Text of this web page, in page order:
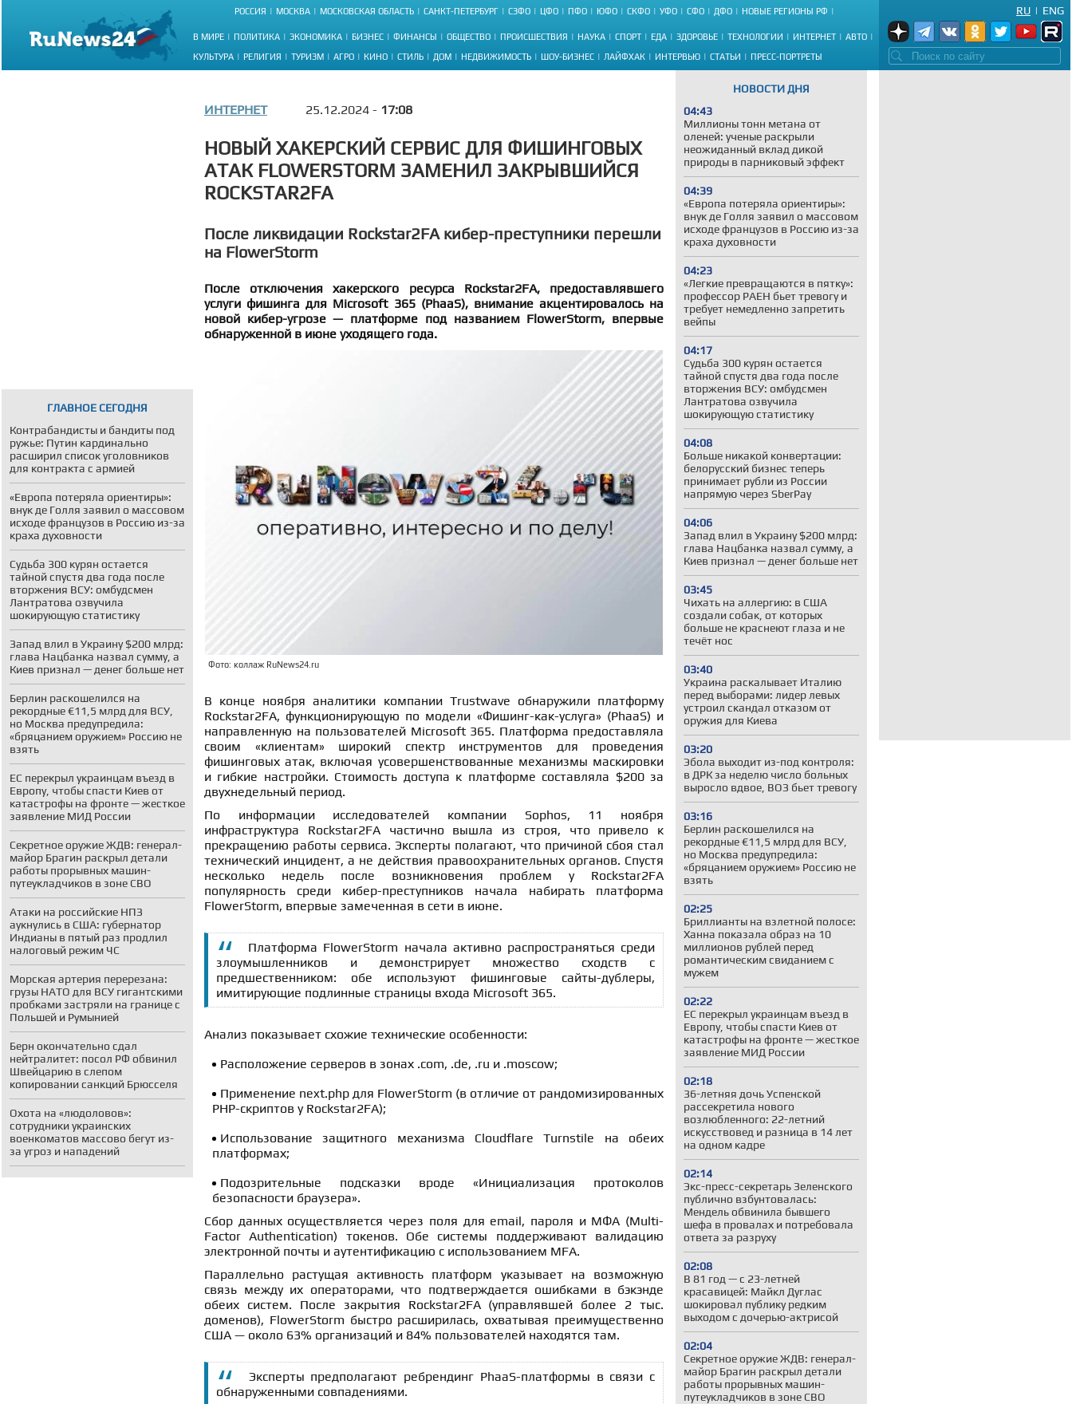
РОССИЯ МОСКВА МОСКОВСКАЯ ОБЛАСТЬ САНКТ-ПЕТЕРБУРГ СЗФО ЦФО ПФО ЮФО СКФО УФО СФО ДФО НОВЫЕ РЕГИОНЫ РФ
В МИРЕ ПОЛИТИКА ЭКОНОМИКА БИЗНЕС ФИНАНСЫ ОБЩЕСТВО ПРОИСШЕСТВИЯ НАУКА СПОРТ ЕДА ЗДОРОВЬЕ ТЕХНОЛОГИИ ИНТЕРНЕТ АВТО
КУЛЬТУРА РЕЛИГИЯ ТУРИЗМ АГРО КИНО СТИЛЬ ДОМ НЕДВИЖИМОСТЬ ШОУ-БИЗНЕС ЛАЙФХАК ИНТЕРВЬЮ СТАТЬИ ПРЕСС-ПОРТРЕТЫ
ENG
|
RU
ГЛАВНОЕ СЕГОДНЯ
Контрабандисты и бандиты под
ружье: Путин кардинально
расширил список уголовников
для контракта с армией
«Европа потеряла ориентиры»:
внук де Голля заявил о массовом
исходе французов в Россию из-за
краха духовности
Судьба 300 курян остается
тайной спустя два года после
вторжения ВСУ: омбудсмен
Лантратова озвучила
шокирующую статистику
Запад влил в Украину $200 млрд:
глава Нацбанка назвал сумму, а
Киев признал — денег больше нет
Берлин раскошелился на
рекордные €11,5 млрд для ВСУ,
но Москва предупредила:
«бряцанием оружием» Россию не
взять
ЕС перекрыл украинцам въезд в
Европу, чтобы спасти Киев от
катастрофы на фронте — жесткое
заявление МИД России
Секретное оружие ЖДВ: генерал-
майор Брагин раскрыл детали
работы прорывных машин-
путеукладчиков в зоне СВО
Атаки на российские НПЗ
аукнулись в США: губернатор
Индианы в пятый раз продлил
налоговый режим ЧС
Морская артерия перерезана:
грузы НАТО для ВСУ гигантскими
пробками застряли на границе с
Польшей и Румынией
Берн окончательно сдал
нейтралитет: посол РФ обвинил
Швейцарию в слепом
копировании санкций Брюсселя
Охота на «людоловов»:
сотрудники украинских
военкоматов массово бегут из-
за угроз и нападений
НОВОСТИ ДНЯ
04:43
Миллионы тонн метана от
оленей: ученые раскрыли
неожиданный вклад дикой
природы в парниковый эффект
04:39
«Европа потеряла ориентиры»:
внук де Голля заявил о массовом
исходе французов в Россию из-за
краха духовности
04:23
«Легкие превращаются в пятку»:
профессор РАЕН бьет тревогу и
требует немедленно запретить
вейпы
04:17
Судьба 300 курян остается
тайной спустя два года после
вторжения ВСУ: омбудсмен
Лантратова озвучила
шокирующую статистику
04:08
Больше никакой конвертации:
белорусский бизнес теперь
принимает рубли из России
напрямую через SberPay
04:06
Запад влил в Украину $200 млрд:
глава Нацбанка назвал сумму, а
Киев признал — денег больше нет
03:45
Чихать на аллергию: в США
создали собак, от которых
больше не краснеют глаза и не
течёт нос
03:40
Украина раскалывает Италию
перед выборами: лидер левых
устроил скандал отказом от
оружия для Киева
03:20
Эбола выходит из-под контроля:
в ДРК за неделю число больных
выросло вдвое, ВОЗ бьет тревогу
03:16
Берлин раскошелился на
рекордные €11,5 млрд для ВСУ,
но Москва предупредила:
«бряцанием оружием» Россию не
взять
02:25
Бриллианты на взлетной полосе:
Ханна показала образ на 10
миллионов рублей перед
романтическим свиданием с
мужем
02:22
ЕС перекрыл украинцам въезд в
Европу, чтобы спасти Киев от
катастрофы на фронте — жесткое
заявление МИД России
02:18
36-летняя дочь Успенской
рассекретила нового
возлюбленного: 22-летний
искусствовед и разница в 14 лет
на одном кадре
02:14
Экс-пресс-секретарь Зеленского
публично взбунтовалась:
Мендель обвинила бывшего
шефа в провалах и потребовала
ответа за разруху
02:08
В 81 год — с 23-летней
красавицей: Майкл Дуглас
шокировал публику редким
выходом с дочерью-актрисой
02:04
Секретное оружие ЖДВ: генерал-
майор Брагин раскрыл детали
работы прорывных машин-
путеукладчиков в зоне СВО
ИНТЕРНЕТ 25.12.2024 - 17:08
НОВЫЙ ХАКЕРСКИЙ СЕРВИС ДЛЯ ФИШИНГОВЫХ
АТАК FLOWERSTORM ЗАМЕНИЛ ЗАКРЫВШИЙСЯ
ROCKSTAR2FA
После ликвидации Rockstar2FA кибер-преступники перешли
на FlowerStorm
После отключения хакерского ресурса Rockstar2FA, предоставлявшего
услуги фишинга для Microsoft 365 (PhaaS), внимание акцентировалось на
новой кибер-угрозе — платформе под названием FlowerStorm, впервые
обнаруженной в июне уходящего года.
Фото: коллаж RuNews24.ru
В конце ноября аналитики компании Trustwave обнаружили платформу
Rockstar2FA, функционирующую по модели «Фишинг-как-услуга» (PhaaS) и
направленную на пользователей Microsoft 365. Платформа предоставляла
своим «клиентам» широкий спектр инструментов для проведения
фишинговых атак, включая усовершенствованные механизмы маскировки
и гибкие настройки. Стоимость доступа к платформе составляла $200 за
двухнедельный период.
По информации исследователей компании Sophos, 11 ноября
инфраструктура Rockstar2FA частично вышла из строя, что привело к
прекращению работы сервиса. Эксперты полагают, что причиной сбоя стал
технический инцидент, а не действия правоохранительных органов. Спустя
несколько недель после возникновения проблем у Rockstar2FA
популярность среди кибер-преступников начала набирать платформа
FlowerStorm, впервые замеченная в сети в июне.
Платформа FlowerStorm начала активно распространяться среди
злоумышленников и демонстрирует множество сходств с
предшественником: обе используют фишинговые сайты-дублеры,
имитирующие подлинные страницы входа Microsoft 365.
Анализ показывает схожие технические особенности:
Расположение серверов в зонах .com, .de, .ru и .moscow;
Применение next.php для FlowerStorm (в отличие от рандомизированных
PHP-скриптов у Rockstar2FA);
Использование защитного механизма Cloudflare Turnstile на обеих
платформах;
Подозрительные подсказки вроде «Инициализация протоколов
безопасности браузера».
Сбор данных осуществляется через поля для email, пароля и МФА (Multi-
Factor Authentication) токенов. Обе системы поддерживают валидацию
электронной почты и аутентификацию с использованием MFA.
Параллельно растущая активность платформ указывает на возможную
связь между их операторами, что подтверждается ошибками в бэкэнде
обеих систем. После закрытия Rockstar2FA (управлявшей более 2 тыс.
доменов), FlowerStorm быстро расширилась, охватывая преимущественно
США — около 63% организаций и 84% пользователей находятся там.
Эксперты предполагают ребрендинг PhaaS-платформы в связи с
обнаруженными совпадениями.